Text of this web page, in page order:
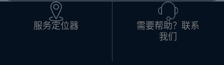
服务定位器
需要帮助？联系
我们